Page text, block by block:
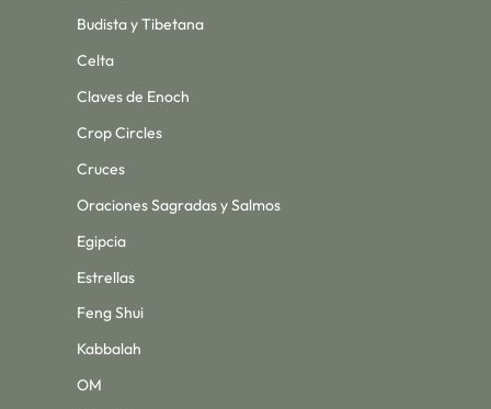
Budista y Tibetana
Celta
Claves de Enoch
Crop Circles
Cruces
Oraciones Sagradas y Salmos
Egipcia
Estrellas
Feng Shui
Kabbalah
OM